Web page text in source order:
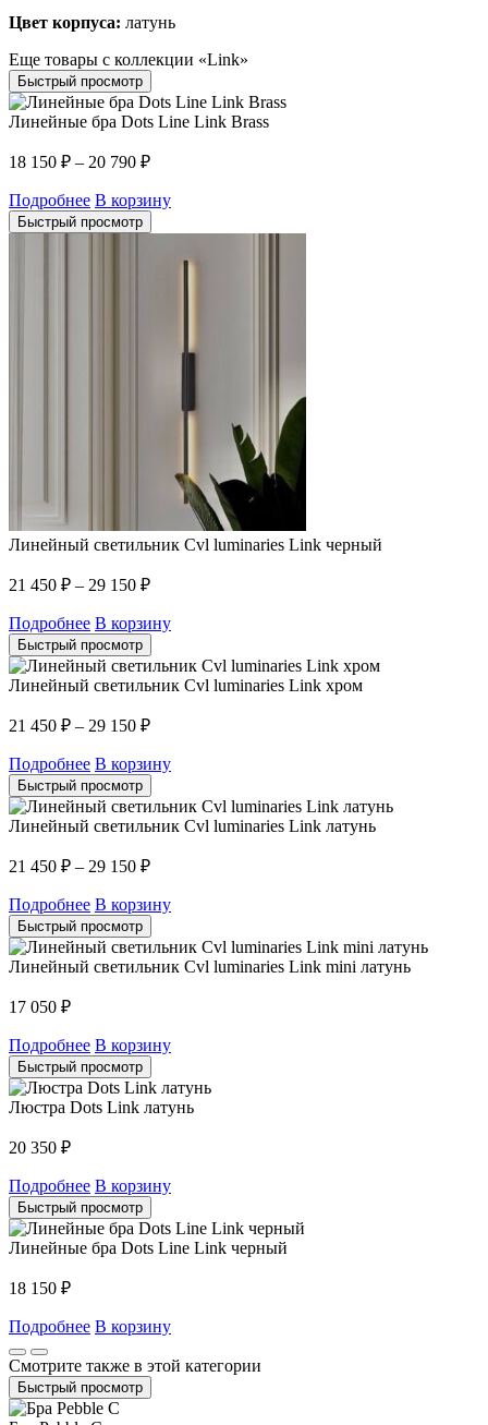
Цвет корпуса: латунь
Еще товары с коллекции «Link»
Быстрый просмотр
Линейные бра Dots Line Link Brass
18 150 ₽ – 20 790 ₽
Подробнее В корзину
Быстрый просмотр
Линейный светильник Cvl luminaries Link черный
21 450 ₽ – 29 150 ₽
Подробнее В корзину
Быстрый просмотр
Линейный светильник Cvl luminaries Link хром
21 450 ₽ – 29 150 ₽
Подробнее В корзину
Быстрый просмотр
Линейный светильник Cvl luminaries Link латунь
21 450 ₽ – 29 150 ₽
Подробнее В корзину
Быстрый просмотр
Линейный светильник Cvl luminaries Link mini латунь
17 050 ₽
Подробнее В корзину
Быстрый просмотр
Люстра Dots Link латунь
20 350 ₽
Подробнее В корзину
Быстрый просмотр
Линейные бра Dots Line Link черный
18 150 ₽
Подробнее В корзину
Смотрите также в этой категории
Быстрый просмотр